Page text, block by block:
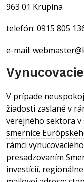
963 01 Krupina
telefón: 0915 805
e-mail:
V prípade
žiadosti zaslané v
verejného sektora v
smernice
rámci
presadzovaním
investícií,